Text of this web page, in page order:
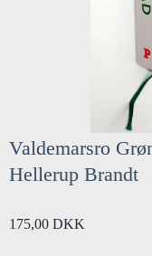
Valdemarsro
Hellerup Brandt
175,00 DKK